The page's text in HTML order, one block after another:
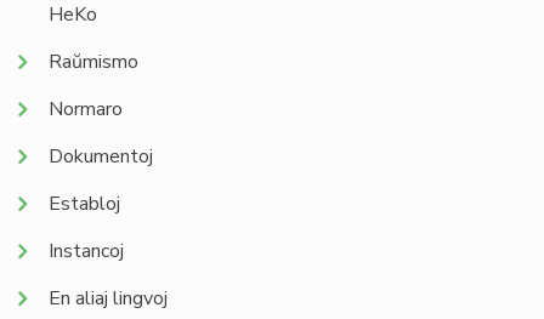
HeKo
Raŭmismo
Normaro
Dokumentoj
Establoj
Instancoj
En aliaj lingvoj